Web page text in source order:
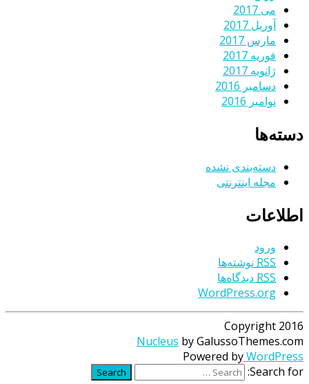
می 2017
آوریل 2017
مارس 2017
فوریه 2017
ژانویه 2017
دسامبر 2016
نوامبر 2016
دسته‌ها
دسته‌بندی نشده
مجله اینترنتی
اطلاعات
ورود
RSS نوشته‌ها
RSSدیدگاه‌ها
WordPress.org
Copyright 2016
Nucleus by GalussoThemes.com
Powered byWordPress
Search for:
Search